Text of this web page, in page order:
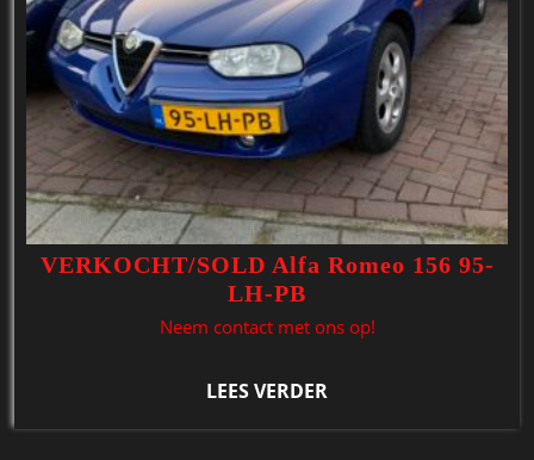
VERKOCHT/SOLD Alfa Romeo 156 95-
LH-PB
Neem contact met ons op!
LEES VERDER